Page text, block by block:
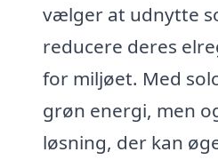
vælger at udnytte
reducere deres
for miljøet. Med
grøn energi, men
løsning, der kan